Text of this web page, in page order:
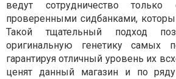
ведут сотрудничество
проверенными сидбанками,
Такой тщательный подход
оригинальную генетику самых
гарантируя отличный уровень их
ценят данный магазин и по